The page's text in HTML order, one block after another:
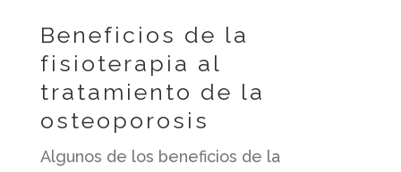
Beneficios de la
fisioterapia al
tratamiento de la
osteoporosis
Algunos de los beneficios de la